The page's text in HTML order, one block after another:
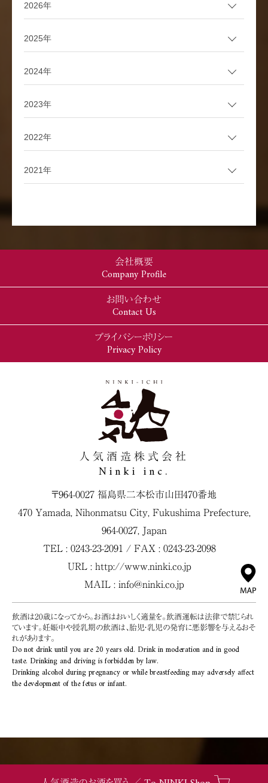
2026年
2025年
2024年
2023年
2022年
2021年
会社概要
Company Profile
お問い合わせ
Contact Us
プライバシーポリシー
Privacy Policy
人気酒造株式会社
Ninki inc.
〒964-0027 福島県二本松市山田470番地
470 Yamada, Nihonmatsu City, Fukushima Prefecture,
964-0027, Japan
TEL : 0243-23-2091 / FAX : 0243-23-2098
URL : http://www.ninki.co.jp
MAIL : info@ninki.co.jp
飲酒は20歳になってから。お酒はおいしく適量を。飲酒運転は法律で禁じられ
ています。妊娠中や授乳期の飲酒は、胎児・乳児の発育に悪影響を与えるおそ
れがあります。
Do not drink until you are 20 years old. Drink in moderation and in good
taste. Drinking and driving is forbidden by law.
Drinking alcohol during pregnancy or while breastfeeding may adversely affect
the development of the fetus or infant.